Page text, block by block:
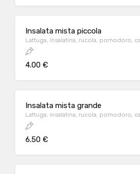
Insalata mista piccola
Lattuga, insalatina, rucola, pomodoro,
4.00 €
Insalata mista grande
Lattuga, insalatina, rucola, pomodoro,
6.50 €